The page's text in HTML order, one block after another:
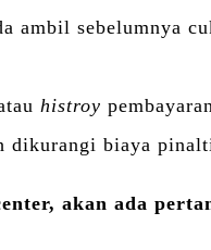
ambil sebelumnya
histroy
dikurangi biaya
akan ada